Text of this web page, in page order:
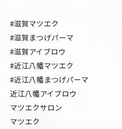
#滋賀マツエク
#滋賀まつげパーマ
#滋賀アイブロウ
#近江八幡マツエク
#近江八幡まつげパーマ
近江八幡アイブロウ
マツエクサロン
マツエク